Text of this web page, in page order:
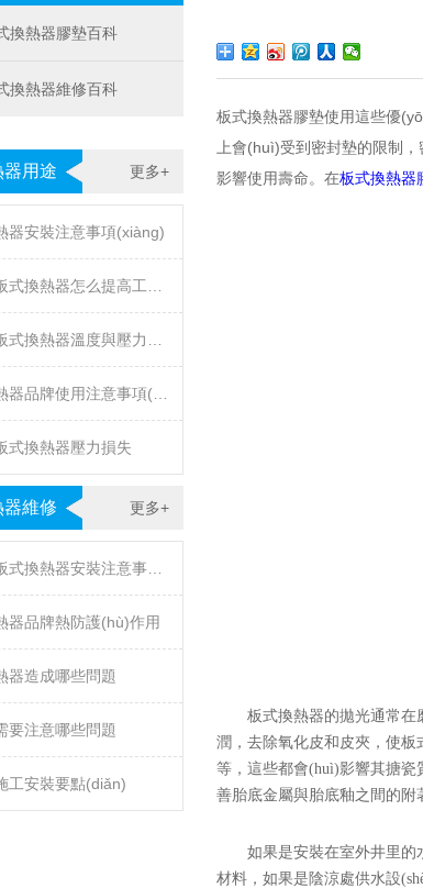
換熱器膠墊百科
換熱器維修百科
更多+
用途
器安裝注意事項(xiàng)
換熱器怎么提高工作效率
換熱器溫度與壓力的要求
品牌使用注意事項(xiàng)
式換熱器壓力損失
更多+
維修
換熱器安裝注意事項(xiàng)
器品牌熱防護(hù)作用
器造成哪些問題
要注意哪些問題
工安裝要點(diǎn)
板式換熱器膠墊使用這些優
上會(huì)受到密封墊的限制
影響使用壽命。在板式換熱器
板式換熱器的拋光通常在
潤，去除氧化皮和皮夾
等，這些都會(huì)影響其搪瓷質
善胎底金屬與胎底釉之間的附著
如果是安裝在室外井里的水
材料，如果是陰涼處供水設